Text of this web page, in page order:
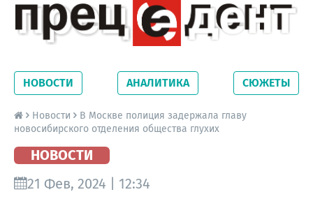
Новосибирской области. Читайте свежие
новости на сайте сетевого издания
Precedent.
НОВОСТИ АНАЛИТИКА СЮЖЕТЫ
Новости
В Москве полиция задержала главу
новосибирского отделения общества глухих
НОВОСТИ
21 Фев, 2024 | 12:34